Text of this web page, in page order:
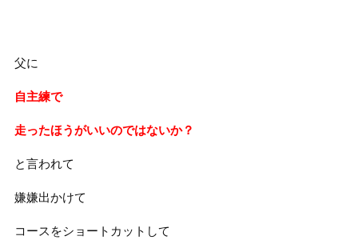
父に
自主練で
走ったほうがいいのではないか？
と言われて
嫌嫌出かけて
コースをショートカットして